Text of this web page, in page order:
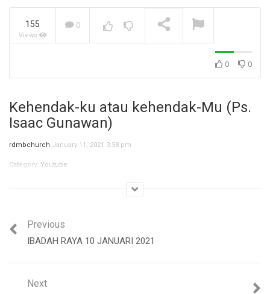
Jangan Biarkan Masa Lalu,
Depanmu! (Ibu Siane)
155
Views
0
0 0
Kehendak-ku atau kehendak-Mu (Ps.
Isaac Gunawan)
rdmbchurch January 11, 2021 3:58 pm
Category: Youtube
Previous
IBADAH RAYA 10 JANUARI 2021
Next